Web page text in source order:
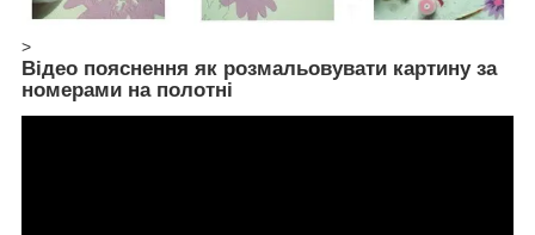
>
Відео пояснення як розмальовувати картину за
номерами на полотні